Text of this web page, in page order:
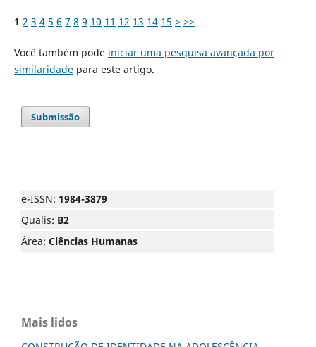
1 2 3 4 5 6 7 8 9 10 11 12 13 14 15 > >>
Você também pode iniciar uma pesquisa avançada por
similaridadepara este artigo.
Submissão
e-ISSN: 1984-3879
Qualis: B2
Área: Ciências Humanas
Mais lidos